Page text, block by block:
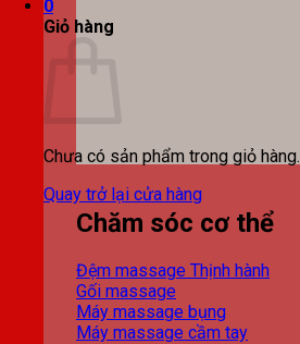
0
Giỏ hàng
Chưa có sản phẩm trong giỏ hàng.
Quay trở lại cửa hàng
Chăm sóc cơ thể
Đệm massage
Gối massage
Máy massage bụng
Máy massage cầm tay